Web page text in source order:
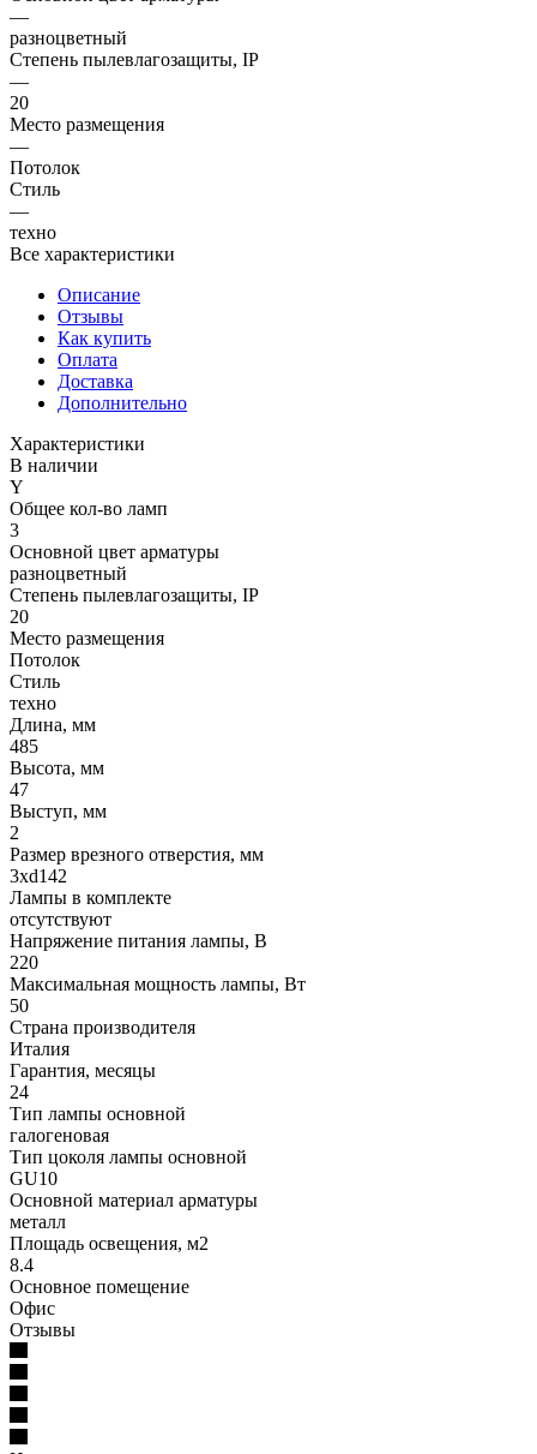
—
разноцветный
Степень пылевлагозащиты, IP
—
20
Место размещения
—
Потолок
Стиль
—
техно
Все характеристики
Описание
Отзывы
Как купить
Оплата
Доставка
Дополнительно
Характеристики
В наличии
Y
Общее кол-во ламп
3
Основной цвет арматуры
разноцветный
Степень пылевлагозащиты, IP
20
Место размещения
Потолок
Стиль
техно
Длина, мм
485
Высота, мм
47
Выступ, мм
2
Размер врезного отверстия, мм
3xd142
Лампы в комплекте
отсутствуют
Напряжение питания лампы, В
220
Максимальная мощность лампы, Вт
50
Страна производителя
Италия
Гарантия, месяцы
24
Тип лампы основной
галогеновая
Тип цоколя лампы основной
GU10
Основной материал арматуры
металл
Площадь освещения, м2
8.4
Основное помещение
Офис
Отзывы